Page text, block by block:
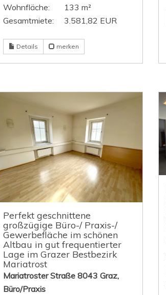
Wohnfläche:
133 m²
Gesamtmiete:
3.581,82 EUR
Details merken
Perfekt geschnittene
großzügige Büro-/ Praxis-/
Gewerbefläche im schönen
Altbau in gut frequentierter
Lage im Grazer Bestbezirk
Mariatrost
Mariatroster Straße 8043 Graz,
Büro/Praxis